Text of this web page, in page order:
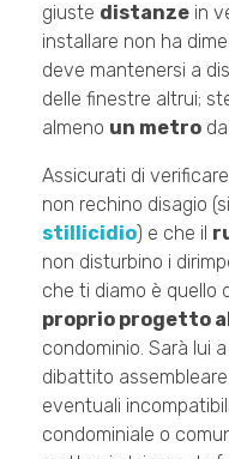
giuste distanze in
installare non ha
deve mantenersi a
delle finestre altrui;
almeno un metro
Assicurati di
non rechino disagio
stillicidio) e che il
non disturbino i
che ti diamo è quello
proprio progetto
condominio. Sarà lui
dibattito
eventuali
condominiale o